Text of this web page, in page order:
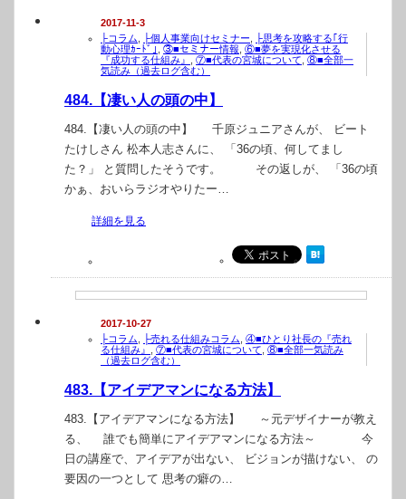
2017-11-3
├コラム
├個人事業向けセミナー
├思考を攻略する｢行
動心理ｶｰﾄﾞ｣
③■セミナー情報 ⑥■夢を実現化させる
『成功する仕組み』
⑦■代表の宮城について ⑧■全部一
気読み（過去ログ含む）
484.【凄い人の頭の中】
484.【凄い人の頭の中】 千原ジュニアさんが、 ビート
たけしさん 松本人志さんに、 「36の頃、何してまし
た？」 と質問したそうです。 その返しが、 「36の頃
かぁ、おいらラジオやりたー…
詳細を見る
2017-10-27
├コラム
├売れる仕組みコラム ④■ひとり社長の『売れ
る仕組み』
⑦■代表の宮城について ⑧■全部一気読み
（過去ログ含む）
483.【アイデアマンになる方法】
483.【アイデアマンになる方法】 ～元デザイナーが教え
る、 誰でも簡単にアイデアマンになる方法～ 今
日の講座で、アイデアが出ない、 ビジョンが描けない、 の
要因の一つとして 思考の癖の…